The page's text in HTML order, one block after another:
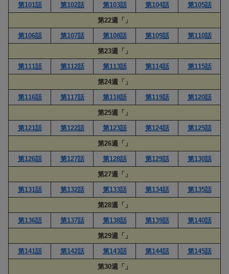
第101話
第102話 第103話 第104話
第105話
第22週「」
第106話
第107話 第108話 第109話
第110話
第23週「」
第111話
第112話 第113話 第114話
第115話
第24週「」
第116話
第117話 第118話 第119話
第120話
第25週「」
第121話
第122話 第123話 第124話
第125話
第26週「」
第126話
第127話 第128話 第129話
第130話
第27週「」
第131話
第132話 第133話 第134話
第135話
第28週「」
第136話
第137話 第138話 第139話
第140話
第29週「」
第141話
第142話 第143話 第144話
第145話
第30週「」